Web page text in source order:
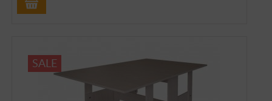
SALE